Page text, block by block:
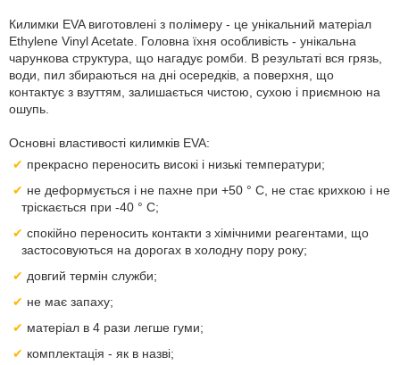
Килимки EVA виготовлені з полімеру - це унікальний матеріал
Ethylene Vinyl Acetate. Головна їхня особливість - унікальна
чарункова структура, що нагадує ромби. В результаті вся грязь,
води, пил збираються на дні осередків, а поверхня, що
контактує з взуттям, залишається чистою, сухою і приємною на
ошупь.
Основні властивості килимків EVA:
прекрасно переносить високі і низькі температури;
не деформується і не пахне при +50 ° С, не стає крихкою і не
тріскається при -40 ° С;
спокійно переносить контакти з хімічними реагентами, що
застосовуються на дорогах в холодну пору року;
довгий термін служби;
не має запаху;
матеріал в 4 рази легше гуми;
комплектація - як в назві;